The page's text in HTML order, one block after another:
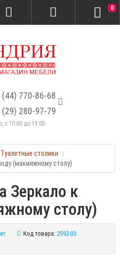
(44) 770-86-68
(29) 280-97-79
с 10:00 до 19:00
0
Туалетные столики
(макияжному столу)
Зеркало к
столу)
Код товара: 2592-03